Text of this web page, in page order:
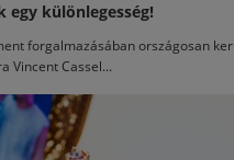
egy különlegesség!
forgalmazásában országosan
Vincent Cassel...